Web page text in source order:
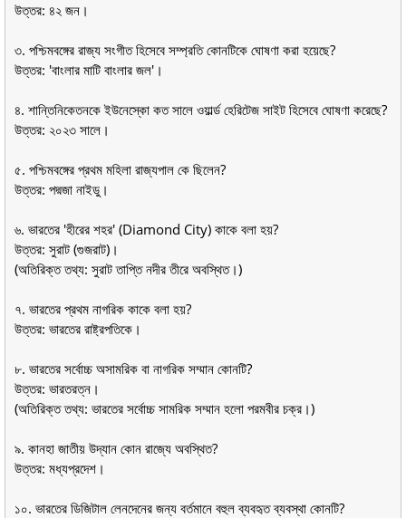
উত্তর: ৪২ জন।
৩. পশ্চিমবঙ্গের রাজ্য সংগীত হিসেবে সম্প্রতি কোনটিকে ঘোষণা করা হয়েছে?
উত্তর: 'বাংলার মাটি বাংলার জল'।
৪. শান্তিনিকেতনকে ইউনেস্কো কত সালে ওয়ার্ল্ড হেরিটেজ সাইট হিসেবে ঘোষণা করেছে?
উত্তর: ২০২৩ সালে।
৫. পশ্চিমবঙ্গের প্রথম মহিলা রাজ্যপাল কে ছিলেন?
উত্তর: পদ্মজা নাইডু।
৬. ভারতের 'হীরের শহর' (Diamond City) কাকে বলা হয়?
উত্তর: সুরাট (গুজরাট)।
(অতিরিক্ত তথ্য: সুরাট তাপ্তি নদীর তীরে অবস্থিত।)
৭. ভারতের প্রথম নাগরিক কাকে বলা হয়?
উত্তর: ভারতের রাষ্ট্রপতিকে।
৮. ভারতের সর্বোচ্চ অসামরিক বা নাগরিক সম্মান কোনটি?
উত্তর: ভারতরত্ন।
(অতিরিক্ত তথ্য: ভারতের সর্বোচ্চ সামরিক সম্মান হলো পরমবীর চক্র।)
৯. কানহা জাতীয় উদ্যান কোন রাজ্যে অবস্থিত?
উত্তর: মধ্যপ্রদেশ।
১০. ভারতের ডিজিটাল লেনদেনের জন্য বর্তমানে বহুল ব্যবহৃত ব্যবস্থা কোনটি?